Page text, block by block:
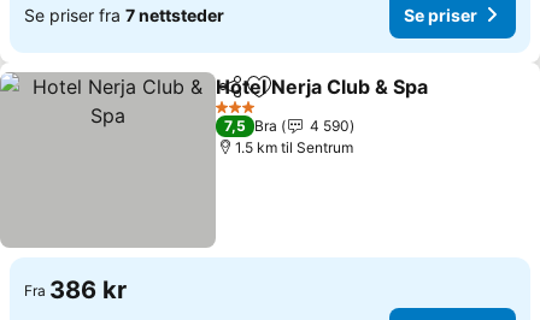
Se priser fra 7 nettsteder Se priser
Del Legg til i favoritter
Hotel Nerja Club & Spa
3 Stjerner
7,5 Bra
4 590
1.5 km til Sentrum
Fra 386 kr